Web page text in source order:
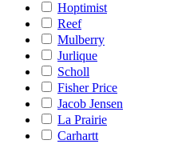
Hoptimist
Reef
Mulberry
Jurlique
Scholl
Fisher Price
Jacob Jensen
La Prairie
Carhartt